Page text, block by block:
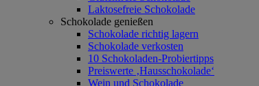
Laktosefreie Schokolade
Schokolade genießen
Schokolade richtig lagern
Schokolade verkosten
10 Schokoladen-Probiertipps
Preiswerte ‚Hausschokolade‘
Wein und Schokolade